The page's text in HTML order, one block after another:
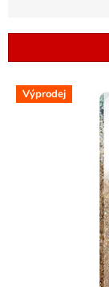
í
r
d
V Výprodej